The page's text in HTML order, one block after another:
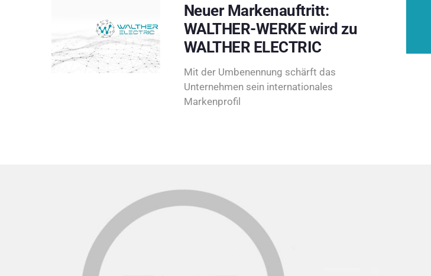
Neuer Markenauftritt:
WALTHER-WERKE wird zu
WALTHER ELECTRIC
Mit der Umbenennung schärft das
Unternehmen sein internationales
Markenprofil